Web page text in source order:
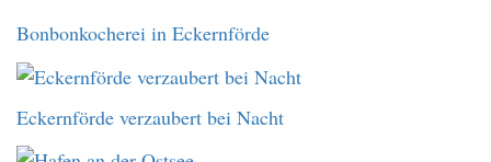
Bonbonkocherei in Eckernförde
Eckernförde verzaubert bei Nacht